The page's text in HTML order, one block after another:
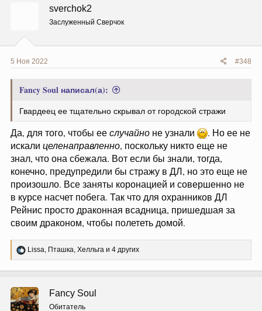
sverchok2
Заслуженный Сверчок
5 Ноя 2022 #348
Fancy Soul написал(а):
Гвардеец ее тщательно скрывал от городской стражи
Да, для того, чтобы ееслучайно не узнали
. Но ее не
искали целенаправленно, поскольку никто еще не
знал, что она сбежала. Вот если бы знали, тогда,
конечно, предупредили бы стражу в ДЛ, но это еще не
произошло. Все заняты коронацией и совершенно не
в курсе насчет побега. Так что для охранников ДЛ
Рейнис просто драконная всадница, пришедшая за
своим драконом, чтобы полететь домой.
Р
е
ц
и
и
Lissa, Пташка, Хелльга и 4 других
Fancy Soul
Обитатель